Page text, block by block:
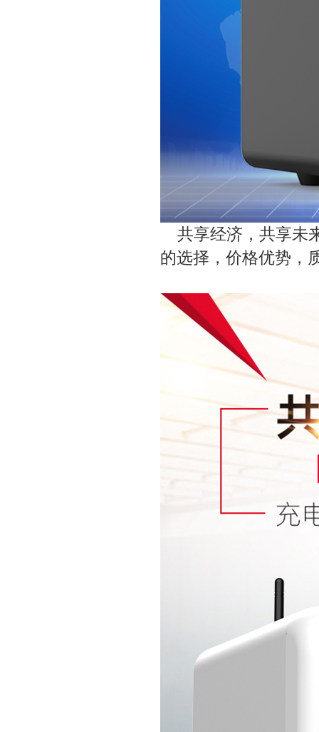
共享经济，共享未
的选择，价格优势，